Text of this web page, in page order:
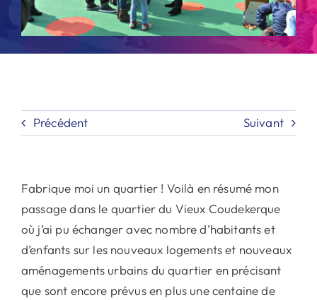
Précédent Suivant
Fabrique moi un quartier ! Voilà en résumé mon
passage dans le quartier du Vieux Coudekerque
où j’ai pu échanger avec nombre d’habitants et
d’enfants sur les nouveaux logements et nouveaux
aménagements urbains du quartier en précisant
que sont encore prévus en plus une centaine de